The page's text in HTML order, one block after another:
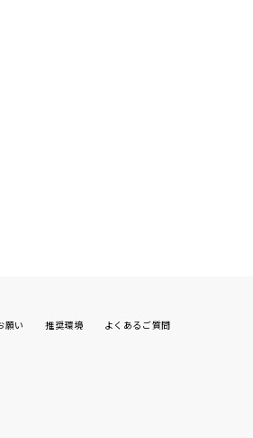
願い 推奨環境 よくあるご質問